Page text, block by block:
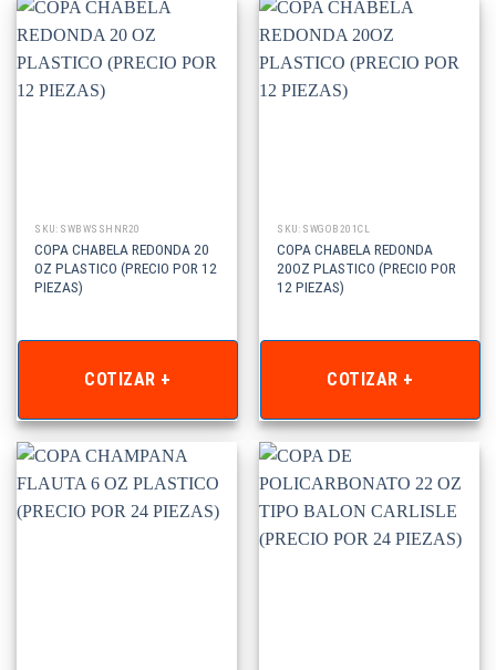
SKU: SWBWSSHNR20
COPA CHABELA REDONDA 20
OZ PLASTICO (PRECIO POR 12
PIEZAS)
COTIZAR +
SKU: SWGOB201CL
COPA CHABELA REDONDA
20OZ PLASTICO (PRECIO POR
12 PIEZAS)
COTIZAR +